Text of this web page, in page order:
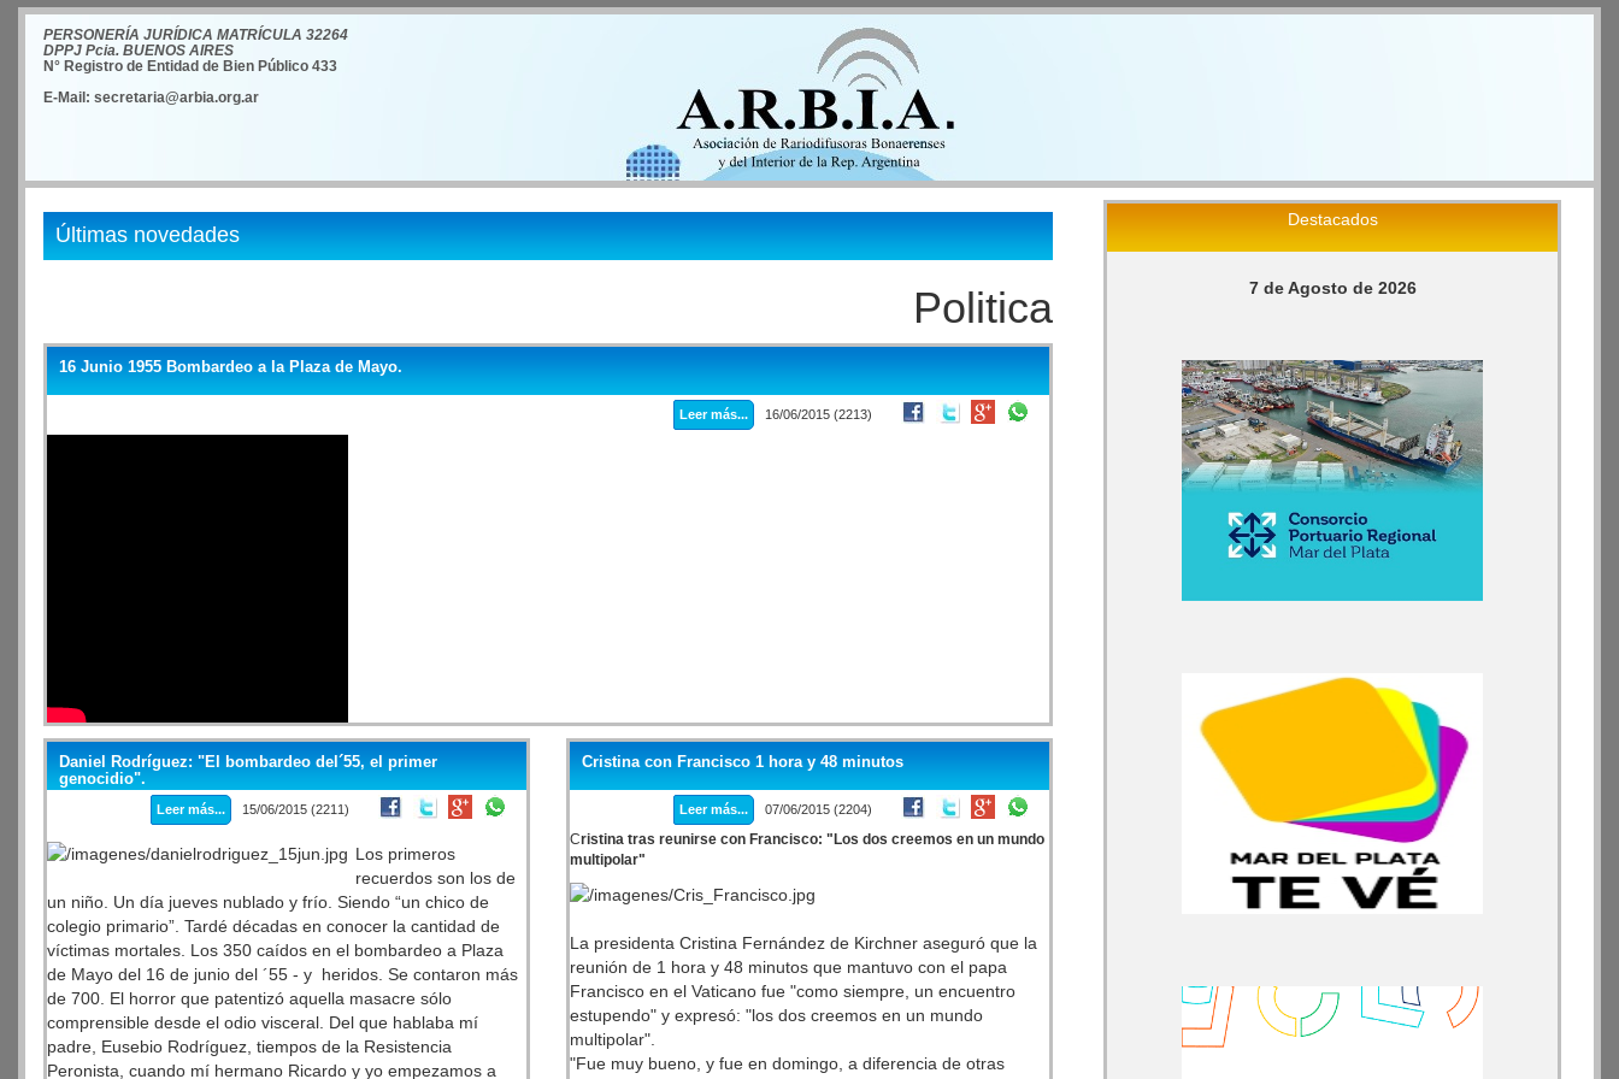
PERSONERÍA JURÍDICA MATRÍCULA 32264
DPPJ Pcia. BUENOS AIRES
N° Registro de Entidad de Bien Público 433
E-Mail: secretaria@arbia.org.ar
Últimas novedades
Politica
16 Junio 1955 Bombardeo a la Plaza de Mayo.
Leer más... 16/06/2015 (2213)
Daniel Rodríguez: "El bombardeo del´55, el primer
genocidio".
Leer más... 15/06/2015 (2211)
Los primeros
recuerdos son los de
un niño. Un día jueves nublado y frío. Siendo “un chico de
colegio primario”. Tardé décadas en conocer la cantidad de
víctimas mortales. Los 350 caídos en el bombardeo a Plaza
de Mayo del 16 de junio del ´55 - y heridos. Se contaron más
de 700. El horror que patentizó aquella masacre sólo
comprensible desde el odio visceral. Del que hablaba mí
padre, Eusebio Rodríguez, tiempos de la Resistencia
Peronista, cuando mí hermano Ricardo y yo empezamos a
Cristina con Francisco 1 hora y 48 minutos
Leer más... 07/06/2015 (2204)
Cristina tras reunirse con Francisco: "Los dos creemos en un mundo
multipolar"
La presidenta Cristina Fernández de Kirchner aseguró que la
reunión de 1 hora y 48 minutos que mantuvo con el papa
Francisco en el Vaticano fue "como siempre, un encuentro
estupendo" y expresó: "los dos creemos en un mundo
multipolar".
"Fue muy bueno, y fue en domingo, a diferencia de otras
Destacados
7 de Agosto de 2026